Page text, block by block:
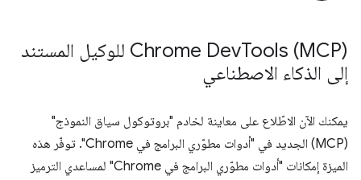
‫Chrome Dev Tools (MCP) للوكيل المستند
إلى الذكاء الاصطناعي
يمكنك الآن الاطّلاع على معاينة لخادم "بروتوكول سياق النموذج"
(MCP) الجديد في "أدوات مطوّري البرامج في Chrome". توفّر هذه
الميزة إمكانات "أدوات مطوّري البرامج في Chrome" لمساعدي الترميز